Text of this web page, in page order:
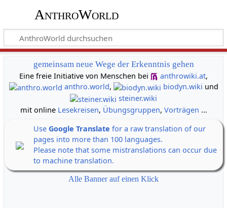
AnthroWorld
gemeinsam neue Wege der Erkenntnis gehen
Eine freie Initiative von Menschen bei
anthrowiki.at,
anthro.world, biodyn.wiki und
steiner.wiki
mit online Lesekreisen, Übungsgruppen, Vorträgen ...
Use Google Translate for a raw translation of our
pages into more than 100 languages.
Please note that some mistranslations can occur due
to machine translation.
Alle Banner auf einen Klick